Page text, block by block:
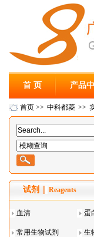
首 页 产品
首页 >> 中科都菱 >>
试剂 Reagents
血清 蛋
酶
常用生物试剂 生